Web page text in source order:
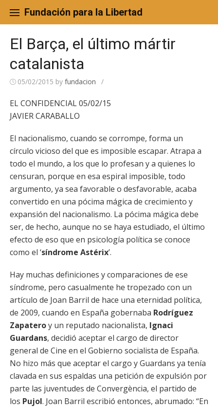
content
Fundación para la Libertad
El Barça, el último mártir
catalanista
05/02/2015 by fundacion /
EL CONFIDENCIAL 05/02/15
JAVIER CARABALLO
El nacionalismo, cuando se corrompe, forma un
círculo vicioso del que es imposible escapar. Atrapa a
todo el mundo, a los que lo profesan y a quienes lo
censuran, porque en esa espiral imposible, todo
argumento, ya sea favorable o desfavorable, acaba
convertido en una pócima mágica de crecimiento y
expansión del nacionalismo. La pócima mágica debe
ser, de hecho, aunque no se haya estudiado, el último
efecto de eso que en psicología política se conoce
como el ‘síndrome Astérix’.
Hay muchas definiciones y comparaciones de ese
síndrome, pero casualmente he tropezado con un
artículo de Joan Barril de hace una eternidad política,
de 2009, cuando en España gobernaba Rodríguez
Zapateroy un reputado nacionalista, Ignaci
Guardans, decidió aceptar el cargo de director
general de Cine en el Gobierno socialista de España.
No hizo más que aceptar el cargo y Guardans ya tenía
clavada en sus espaldas una petición de expulsión por
parte las juventudes de Convergència, el partido de
los Pujol. Joan Barril escribió entonces, abrumado: “En